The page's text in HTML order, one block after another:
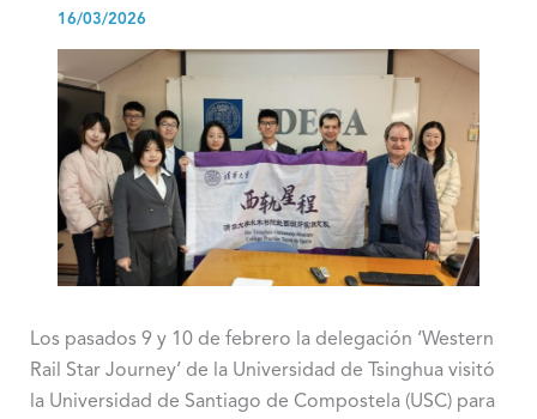
16/03/2026
Los pasados 9 y 10 de febrero la delegación ‘Western
Rail Star Journey’ de la Universidad de Tsinghua visitó
la Universidad de Santiago de Compostela (USC) para